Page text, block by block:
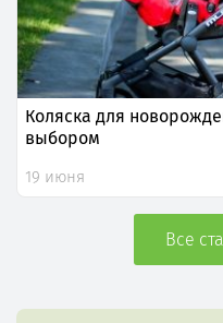
Коляска для
выбором
19 июня
Все